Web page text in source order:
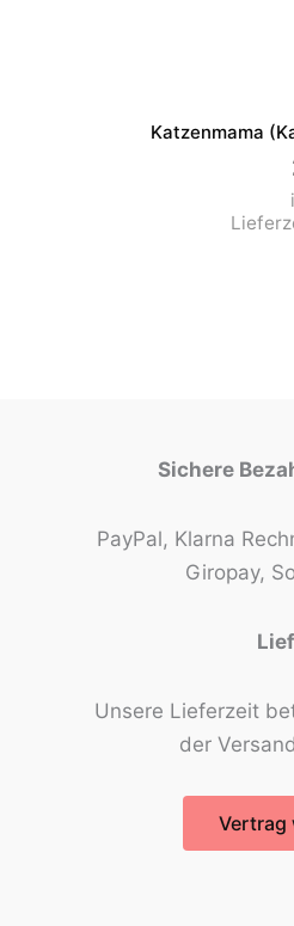
Katzenmama
Sichere
PayPal, Klarna
Giropay,
Unsere Lieferzeit
der
Vertrag